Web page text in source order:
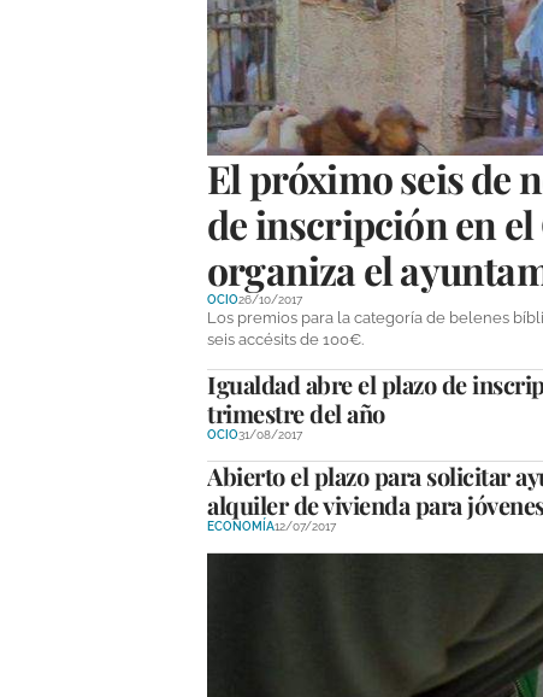
El próximo seis de
de inscripción en el
organiza el
OCIO26/10/2017
Los premios para la categoría de belenes
seis accésits de 100€.
Igualdad abre el plazo de
trimestre del año
OCIO31/08/2017
Abierto el plazo para solicitar
alquiler de vivienda para
ECONOMÍA12/07/2017